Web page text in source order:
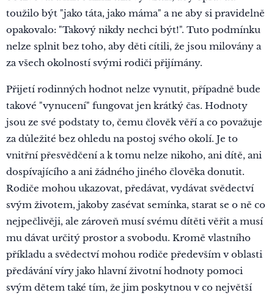
toužilo být "jako táta, jako máma" a ne aby si pravidelně
opakovalo: "Takový nikdy nechci být!". Tuto podmínku
nelze splnit bez toho, aby děti cítili, že jsou milovány a
za všech okolností svými rodiči přijímány.
Přijetí rodinných hodnot nelze vynutit, případně bude
takové "vynucení" fungovat jen krátký čas. Hodnoty
jsou ze své podstaty to, čemu člověk věří a co považuje
za důležité bez ohledu na postoj svého okolí. Je to
vnitřní přesvědčení a k tomu nelze nikoho, ani dítě, ani
dospívajícího a ani žádného jiného člověka donutit.
Rodiče mohou ukazovat, předávat, vydávat svědectví
svým životem, jakoby zasévat semínka, starat se o ně co
nejpečlivěji, ale zároveň musí svému dítěti věřit a musí
mu dávat určitý prostor a svobodu. Kromě vlastního
příkladu a svědectví mohou rodiče především v oblasti
předávání víry jako hlavní životní hodnoty pomoci
svým dětem také tím, že jim poskytnou v co největší